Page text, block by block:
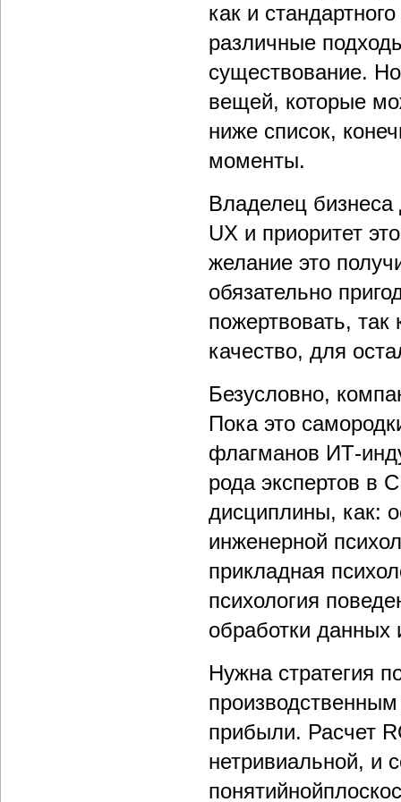
как и
различные
существование.
вещей, которые
ниже список,
моменты.
Владелец
UX и приоритет
желание это
обязательно
пожертвовать, так
качество, для
Безусловно,
Пока это
флагманов ИТ-
рода экспертов в
дисциплины, как:
инженерной
прикладная
психология
обработки данных
Нужна стратегия
прибыли. Расчет
нетривиальной, и